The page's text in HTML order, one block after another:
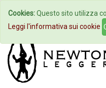
Home
Cookies:Questo sito utilizza
Leggi l'informativa sui cookie